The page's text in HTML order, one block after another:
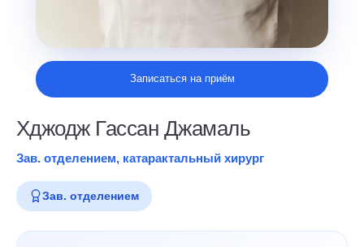
Записаться на приём
Хджодж Гассан Джамаль
Зав. отделением, катарактальный хирург
Зав. отделением